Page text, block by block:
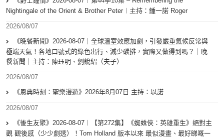
Nightingale of the Orient & Brother Peter︱主持：鍾一諾 Roger
2026/08/07
《晚餐新聞》2026-08-07｜全球溫室效應加劇，引發嚴重氣候反常與
極端天氣！各地口號式的綠色出行、減少碳排，實際又做得到嗎？｜晚
餐新聞｜主持：陳珏明、劉銳紹（夫子）
2026/08/07
《恩典時刻：聖樂漫遊》2026年8月07日 主持：以諾
2026/08/07
《後生友聚》2026-08-07︱【第272集】《蜘蛛俠：英雄重生》絕對主
觀 觀後感（少少劇透）！Tom Holland 版本以來 最似漫畫、最好睇嘅一